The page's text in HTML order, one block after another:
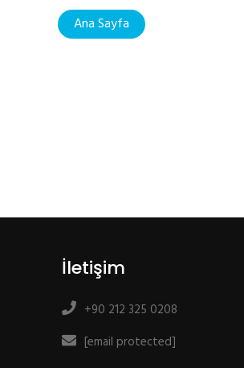
Ana Sayfa
İletişim
+90 212 325 0208
[email protected]